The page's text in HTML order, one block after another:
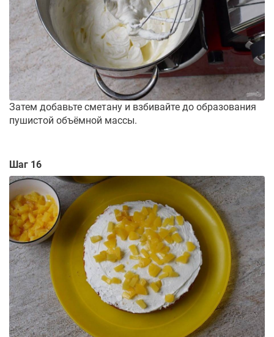
Затем добавьте сметану и взбивайте до образования
пушистой объёмной массы.
Шаг 16